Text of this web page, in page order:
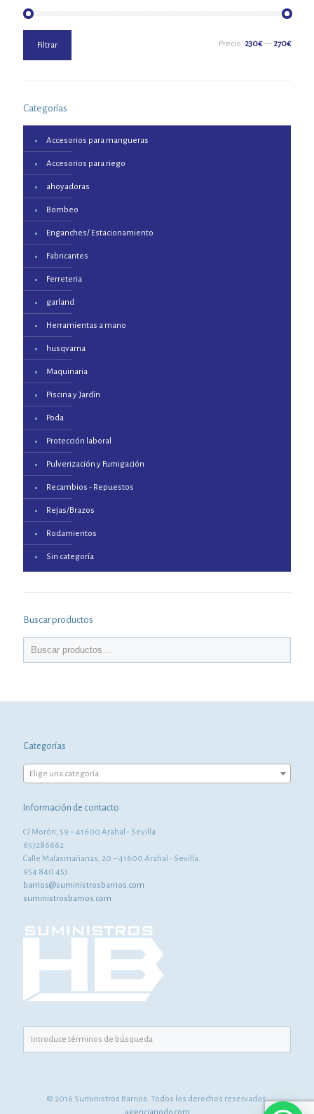
mínimo
máximo
Filtrar Precio: 230€— 270€
Categorías
Accesorios para mangueras
Accesorios para riego
ahoyadoras
Bombeo
Enganches/ Estacionamiento
Fabricantes
Ferreteria
garland
Herramientas a mano
husqvarna
Maquinaria
Piscina y Jardín
Poda
Protección laboral
Pulverización y Fumigación
Recambios - Repuestos
Rejas/Brazos
Rodamientos
Sin categoría
Buscar productos
Categorías
Elige una categoría
Información de contacto
C/ Morón, 59 – 41600 Arahal - Sevilla
657286662
Calle Malasmañanas, 20 – 41600 Arahal - Sevilla
954 840 453
barrios@suministrosbarrios.com
suministrosbarrios.com
© 2016 Suministros Barrios. Todos los derechos reservados.
agencianodo.com